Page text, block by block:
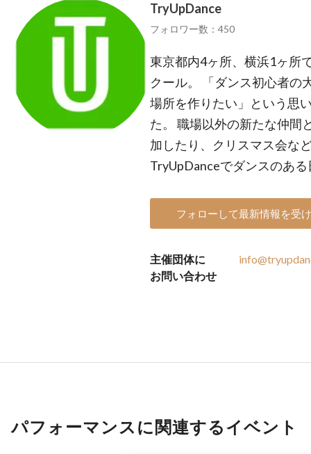
TryUpDance
フォロワー数：450
東京都内4ヶ所、横浜1ヶ所
クール。 「ダンス初心者の
場所を作りたい」という思
た。 職場以外の新たな仲間
加したり、クリスマス会な
TryUpDanceでダンスのあ
フォローして最新情報を受
主催団体に
お問い合わせ
パフォーマンスに関連するイベント